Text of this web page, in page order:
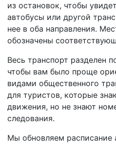
из остановок, чтобы
автобусы или другой
нее в оба направления.
обозначены
Весь транспорт разделен
чтобы вам было проще
видами общественного
для туристов, которые
движения, но не знают
следования.
Мы обновляем расписание